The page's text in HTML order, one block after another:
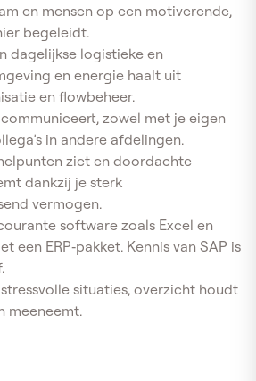
en mensen op een motiverende,
begeleidt.
dagelijkse logistieke en
en energie haalt uit
en flowbeheer.
zowel met je eigen
in andere afdelingen.
ziet en doordachte
dankzij je sterk
vermogen.
software zoals Excel en
een ERP‑pakket. Kennis van SAP is
situaties, overzicht houdt
meeneemt.